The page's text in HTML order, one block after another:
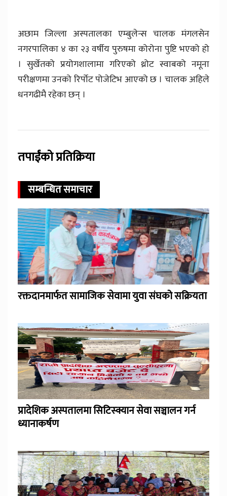
अछाम जिल्ला अस्पतालका एम्बुलेन्स चालक मंगलसेन
नगरपालिका ४ का २३ वर्षीय पुरुषमा कोरोना पुष्टि भएको हो
। सुर्खेतको प्रयोगशालामा गरिएको थ्रोट स्वाबको नमूना
परीक्षणमा उनको रिर्पोट पोजेटिभ आएको छ । चालक अहिले
धनगढीमै रहेका छन् ।
तपाईंको प्रतिक्रिया
सम्बन्धित समाचार
रक्तदानमार्फत सामाजिक सेवामा युवा संघको सक्रियता
प्रादेशिक अस्पतालमा सिटिस्क्यान सेवा सञ्चालन गर्न
ध्यानाकर्षण